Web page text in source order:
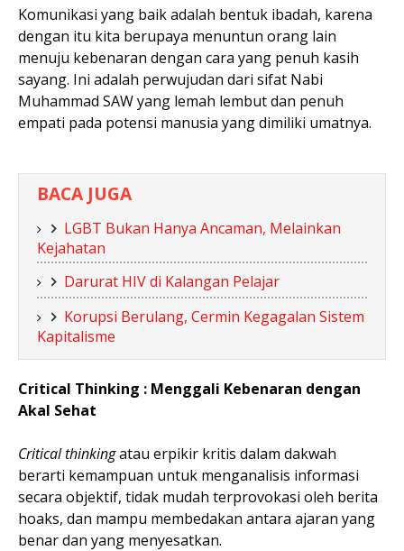
Komunikasi yang baik adalah bentuk ibadah, karena
dengan itu kita berupaya menuntun orang lain
menuju kebenaran dengan cara yang penuh kasih
sayang. Ini adalah perwujudan dari sifat Nabi
Muhammad SAW yang lemah lembut dan penuh
empati pada potensi manusia yang dimiliki umatnya.
BACA JUGA
LGBT Bukan Hanya Ancaman, Melainkan
Kejahatan
Darurat HIV di Kalangan Pelajar
Korupsi Berulang, Cermin Kegagalan Sistem
Kapitalisme
Critical Thinking : Menggali Kebenaran dengan
Akal Sehat
Critical thinkingatau erpikir kritis dalam dakwah
berarti kemampuan untuk menganalisis informasi
secara objektif, tidak mudah terprovokasi oleh berita
hoaks, dan mampu membedakan antara ajaran yang
benar dan yang menyesatkan.